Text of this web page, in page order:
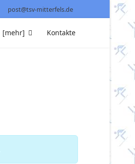
post@tsv-mitterfels.de
[mehr] Kontakte